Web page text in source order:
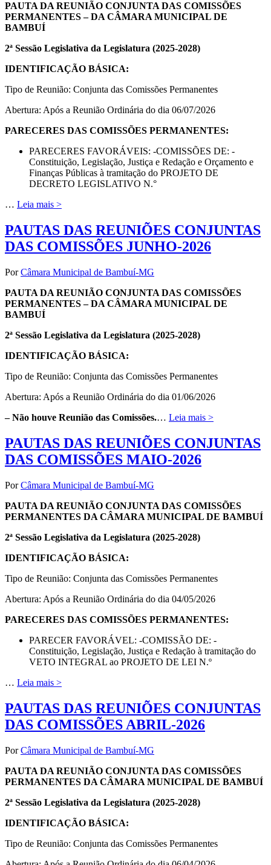
PAUTA DA REUNIÃO CONJUNTA DAS COMISSÕES
PERMANENTES – DA CÂMARA MUNICIPAL DE
BAMBUÍ
2ª Sessão Legislativa da Legislatura (2025-2028)
IDENTIFICAÇÃO BÁSICA:
Tipo de Reunião: Conjunta das Comissões Permanentes
Abertura: Após a Reunião Ordinária do dia 06/07/2026
PARECERES DAS COMISSÕES PERMANENTES:
PARECERES FAVORÁVEIS: -COMISSÕES DE: -
Constituição, Legislação, Justiça e Redação e Orçamento e
Finanças Públicas à tramitação do PROJETO DE
DECRETO LEGISLATIVO N.°
… Leia mais >
PAUTAS DAS REUNIÕES CONJUNTAS
DAS COMISSÕES JUNHO-2026
PorCâmara Municipal de Bambuí-MG
PAUTA DA REUNIÃO CONJUNTA DAS COMISSÕES
PERMANENTES – DA CÂMARA MUNICIPAL DE
BAMBUÍ
2ª Sessão Legislativa da Legislatura (2025-2028)
IDENTIFICAÇÃO BÁSICA:
Tipo de Reunião: Conjunta das Comissões Permanentes
Abertura: Após a Reunião Ordinária do dia 01/06/2026
– Não houve Reunião das Comissões.… Leia mais >
PAUTAS DAS REUNIÕES CONJUNTAS
DAS COMISSÕES MAIO-2026
PorCâmara Municipal de Bambuí-MG
PAUTA DA REUNIÃO CONJUNTA DAS COMISSÕES
PERMANENTES DA CÂMARA MUNICIPAL DE BAMBUÍ
2ª Sessão Legislativa da Legislatura (2025-2028)
IDENTIFICAÇÃO BÁSICA:
Tipo de Reunião: Conjunta das Comissões Permanentes
Abertura: Após a Reunião Ordinária do dia 04/05/2026
PARECERES DAS COMISSÕES PERMANENTES:
PARECER FAVORÁVEL: -COMISSÃO DE: -
Constituição, Legislação, Justiça e Redação à tramitação do
VETO INTEGRAL ao PROJETO DE LEI N.º
… Leia mais >
PAUTAS DAS REUNIÕES CONJUNTAS
DAS COMISSÕES ABRIL-2026
PorCâmara Municipal de Bambuí-MG
PAUTA DA REUNIÃO CONJUNTA DAS COMISSÕES
PERMANENTES DA CÂMARA MUNICIPAL DE BAMBUÍ
2ª Sessão Legislativa da Legislatura (2025-2028)
IDENTIFICAÇÃO BÁSICA:
Tipo de Reunião: Conjunta das Comissões Permanentes